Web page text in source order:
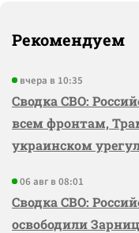
Рекомендуем
вчера в 10:35
Сводка СВО:
всем фронтам,
украинском
06 авг в 08:01
Сводка СВО:
освободили